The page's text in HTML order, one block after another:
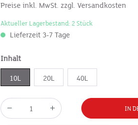
Preise inkl. MwSt. zzgl. Versandkosten
Aktueller Lagerbestand: 2 Stück
Lieferzeit 3-7 Tage
Inhalt
10L 20L 40L
IN